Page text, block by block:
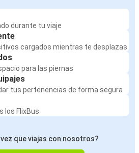
durante tu viaje
cargados mientras te desplazas
para las piernas
tus pertenencias de forma segura
los FlixBus
que viajas con nosotros?